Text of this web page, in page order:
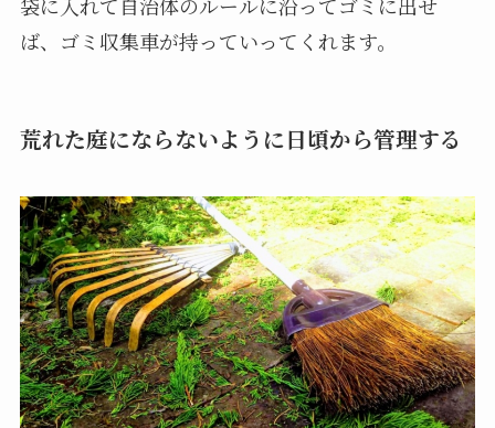
ば、ゴミ収集車が持っていってくれます。
荒れた庭にならないように日頃から管理する